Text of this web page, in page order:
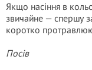
Якщо насіння в
звичайне — спершу
коротко
Посів